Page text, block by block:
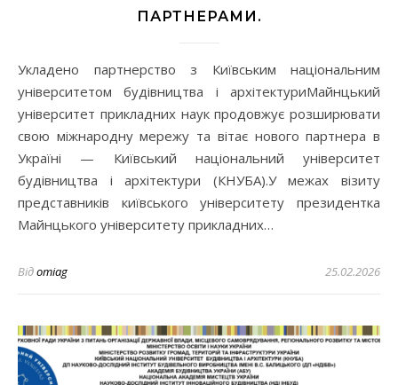
ПАРТНЕРАМИ.
Укладено партнерство з Київським національним
університетом будівництва і архітектуриМайнцький
університет прикладних наук продовжує розширювати
свою міжнародну мережу та вітає нового партнера в
Україні — Київський національний університет
будівництва і архітектури (КНУБА).У межах візиту
представників київського університету президентка
Майнцького університету прикладних…
Відomiag 25.02.2026